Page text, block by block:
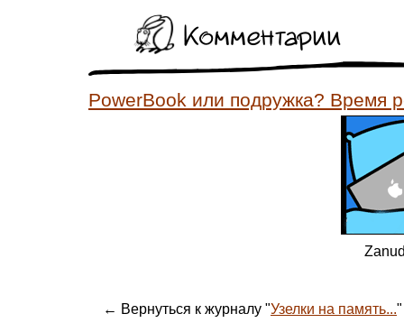
Комментарии
PowerBook или подружка? Время
← Вернуться к журналу "Узелки на память..."